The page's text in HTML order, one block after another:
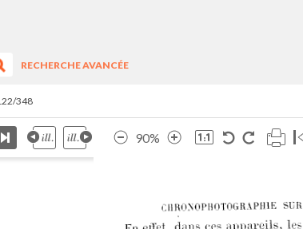
RECHERCHE AVANCÉE
348
90%